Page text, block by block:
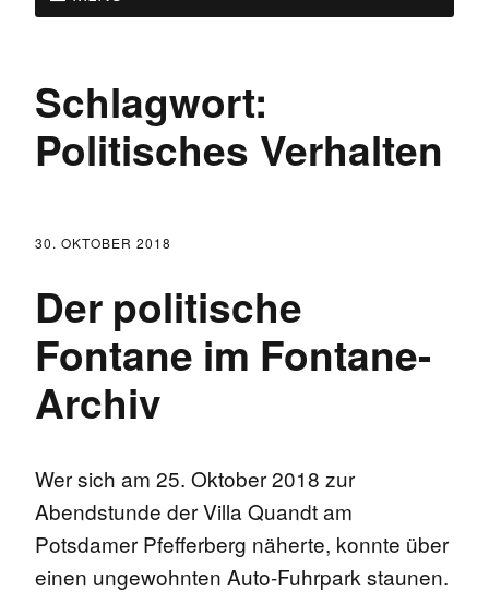
Schlagwort:
Politisches Verhalten
30. OKTOBER 2018
Der politische
Fontane im Fontane-
Archiv
Wer sich am 25. Oktober 2018 zur
Abendstunde der Villa Quandt am
Potsdamer Pfefferberg näherte, konnte über
einen ungewohnten Auto-Fuhrpark staunen.